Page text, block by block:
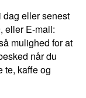
eller senest
, eller E-mail:
mulighed for at
når du
te, kaffe og